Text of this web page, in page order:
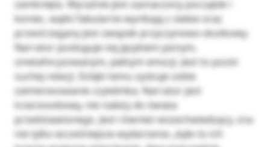
zamknięta. Wyraźnie jest zaznaczony początek i
koniec, wątki fabularne wynikają z siebie oraz
przestrzegany jest związek przyczynowo-skutkowy.
Narrator posługuje się językiem jasnym,
zmetaforyzowanym, pełnym emocji. Jest to pozór
suchej relacji. Dzięki temu zyskuje sobie
zainteresowanie czytelnika. Narrator jest
trzeciosobowy, nie należy do świata
przedstawionego. Jest również wszechwiedzący, zna
nie tylko wcześniejsze wydarzenia „było to ich